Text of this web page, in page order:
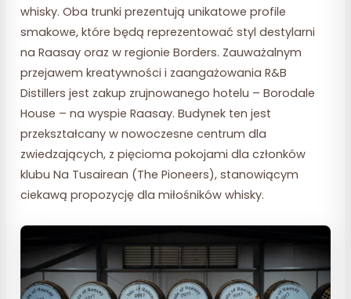
whisky. Oba trunki prezentują unikatowe profile
smakowe, które będą reprezentować styl destylarni
na Raasay oraz w regionie Borders. Zauważalnym
przejawem kreatywności i zaangażowania R&B
Distillers jest zakup zrujnowanego hotelu – Borodale
House – na wyspie Raasay. Budynek ten jest
przekształcany w nowoczesne centrum dla
zwiedzających, z pięcioma pokojami dla członków
klubu Na Tusairean (The Pioneers), stanowiącym
ciekawą propozycję dla miłośników whisky.